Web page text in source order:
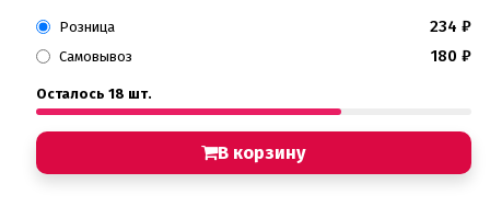
Розница 234 ₽
Самовывоз 180 ₽
Осталось 18 шт.
В корзину